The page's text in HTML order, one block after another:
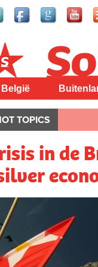
België
TOPICS
in de